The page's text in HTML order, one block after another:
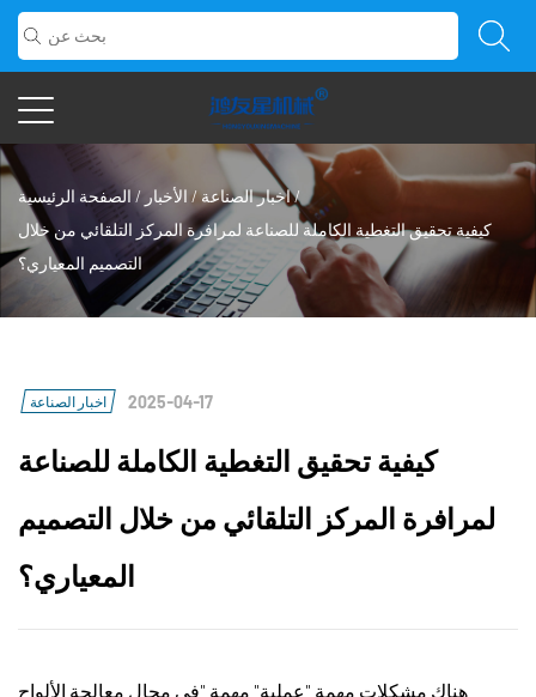
الصفحة الرئيسية / الأخبار/اخبار الصناعة/
كيفية تحقيق التغطية الكاملة للصناعة لمرافرة المركز التلقائي من خلال
التصميم المعياري؟
اخبار الصناعة 2025-04-17
كيفية تحقيق التغطية الكاملة للصناعة
لمرافرة المركز التلقائي من خلال التصميم
المعياري؟
هناك مشكلات مهمة "عملية" مهمة "في مجال معالجة الألواح